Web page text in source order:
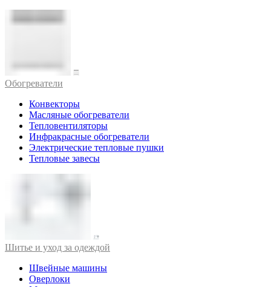
Обогреватели
Конвекторы
Масляные обогреватели
Тепловентиляторы
Инфракрасные обогреватели
Электрические тепловые пушки
Тепловые завесы
Шитье и уход за одеждой
Швейные машины
Оверлоки